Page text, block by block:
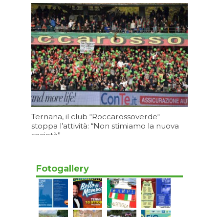
Oggi 11:20
Ternana, il club “Roccarossoverde“
stoppa l’attività: “Non stimiamo la nuova
società”
Fotogallery